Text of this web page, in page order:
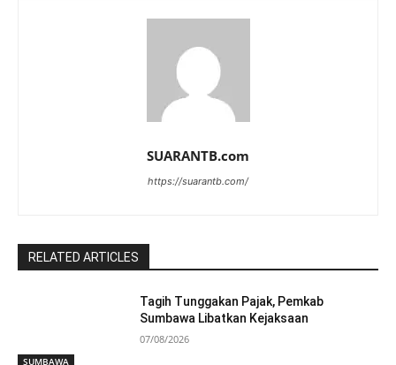
SUARANTB.com
https://suarantb.com/
RELATED ARTICLES
SUMBAWA
Tagih Tunggakan Pajak, Pemkab
Sumbawa Libatkan Kejaksaan
07/08/2026